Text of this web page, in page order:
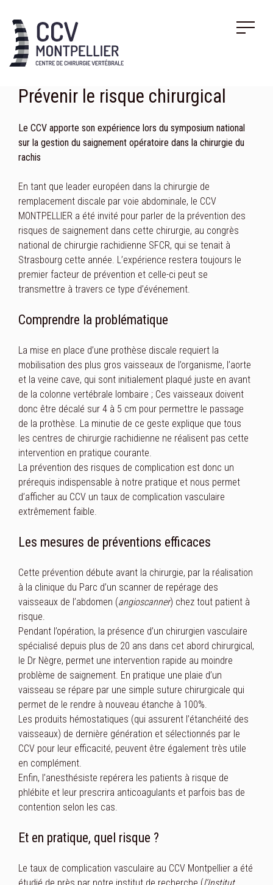
Prévenir le risque chirurgical
Le CCV apporte son expérience lors du symposium national
sur la gestion du saignement opératoire dans la chirurgie du
rachis
En tant que leader européen dans la chirurgie de
remplacement discale par voie abdominale, le CCV
MONTPELLIER a été invité pour parler de la prévention des
risques de saignement dans cette chirurgie, au congrès
national de chirurgie rachidienne SFCR, qui se tenait à
Strasbourg cette année. L’expérience restera toujours le
premier facteur de prévention et celle-ci peut se
transmettre à travers ce type d’événement.
Comprendre la problématique
La mise en place d’une prothèse discale requiert la
mobilisation des plus gros vaisseaux de l’organisme, l’aorte
et la veine cave, qui sont initialement plaqué juste en avant
de la colonne vertébrale lombaire ; Ces vaisseaux doivent
donc être décalé sur 4 à 5 cm pour permettre le passage
de la prothèse. La minutie de ce geste explique que tous
les centres de chirurgie rachidienne ne réalisent pas cette
intervention en pratique courante.
La prévention des risques de complication est donc un
prérequis indispensable à notre pratique et nous permet
d’afficher au CCV un taux de complication vasculaire
extrêmement faible.
Les mesures de préventions efficaces
Cette prévention débute avant la chirurgie, par la réalisation
à la clinique du Parc d’un scanner de repérage des
vaisseaux de l’abdomen (angioscanner) chez tout patient à
risque.
Pendant l’opération, la présence d’un chirurgien vasculaire
spécialisé depuis plus de 20 ans dans cet abord chirurgical,
le Dr Nègre, permet une intervention rapide au moindre
problème de saignement. En pratique une plaie d’un
vaisseau se répare par une simple suture chirurgicale qui
permet de le rendre à nouveau étanche à 100%.
Les produits hémostatiques (qui assurent l’étanchéité des
vaisseaux) de dernière génération et sélectionnés par le
CCV pour leur efficacité, peuvent être également très utile
en complément.
Enfin, l’anesthésiste repérera les patients à risque de
phlébite et leur prescrira anticoagulants et parfois bas de
contention selon les cas.
Et en pratique, quel risque ?
Le taux de complication vasculaire au CCV Montpellier a été